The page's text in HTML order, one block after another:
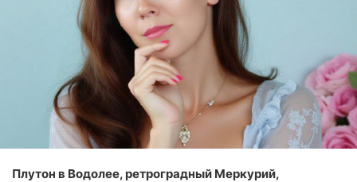
Плутон в Водолее, ретроградный Меркурий,